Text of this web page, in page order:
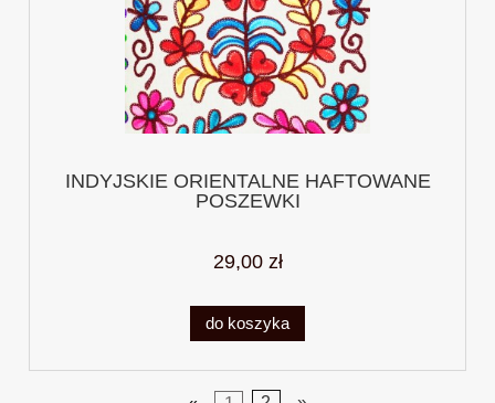
INDYJSKIE ORIENTALNE HAFTOWANE
POSZEWKI
29,00 zł
do koszyka